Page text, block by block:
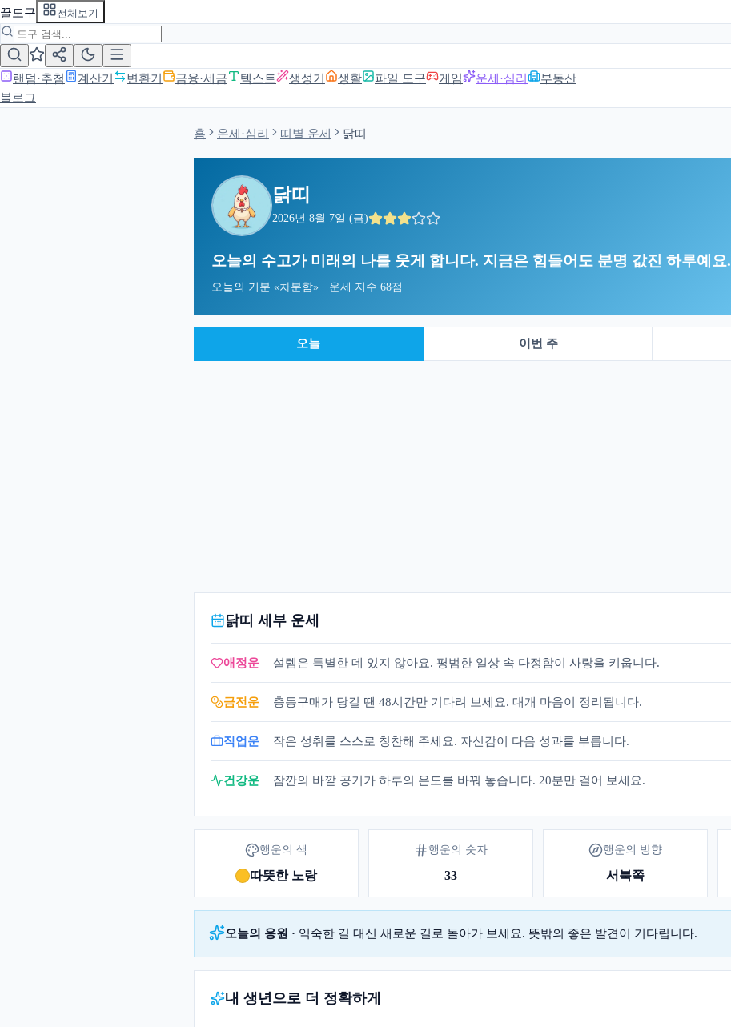
꿀도구 전체보기
랜덤·추첨 계산기 변환기 금융·세금 텍스트 생성기 생활 파일 도구 게임 운세·심리
부동산
블로그
홈 운세·심리 띠별 운세 닭띠
닭띠
2026년 8월 7일 (금)
오늘의 수고가 미래의 나를 웃게 합니다. 지금은 힘들어도 분명 값진 하루예요.
오늘의 기분 «차분함» · 운세 지수 68점
오늘 이번 주
닭띠 세부 운세
애정운 설렘은 특별한 데 있지 않아요. 평범한 일상 속 다정함이 사랑을 키웁니다.
금전운 충동구매가 당길 땐 48시간만 기다려 보세요. 대개 마음이 정리됩니다.
직업운 작은 성취를 스스로 칭찬해 주세요. 자신감이 다음 성과를 부릅니다.
건강운 잠깐의 바깥 공기가 하루의 온도를 바꿔 놓습니다. 20분만 걸어 보세요.
행운의 색
따뜻한 노랑
행운의 숫자
33
행운의 방향
서북쪽
오늘의 응원 · 익숙한 길 대신 새로운 길로 돌아가 보세요. 뜻밖의 좋은 발견이 기다립니다.
내 생년으로 더 정확하게